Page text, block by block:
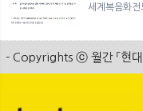
세계복음화
- Copyrights ⓒ 월간 「현대